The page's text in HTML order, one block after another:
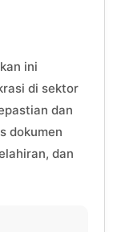
ini
di sektor
dan
dokumen
dan